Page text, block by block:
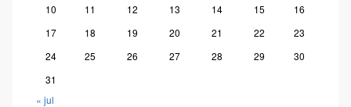
10
11 12 13 14 15
16
17
18 19 20 21 22
23
24
25 26 27 28 29
30
31
« jul